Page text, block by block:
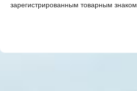
зарегистрированным товарным знаком.